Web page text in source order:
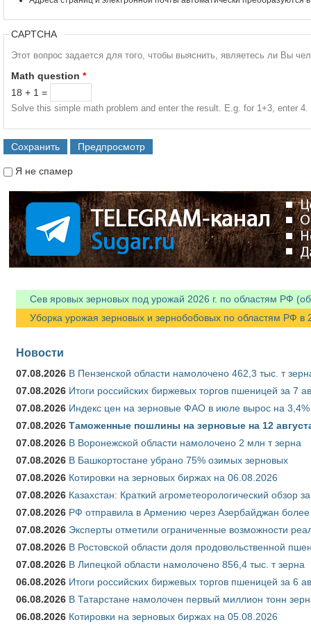
CAPTCHA
Этот вопрос задается для того, чтобы выяснить, являетесь ли Вы
Math question *
18 + 1 =
Solve this simple math problem and enter the result. E.g. for 1+3, enter 4.
Я не спамер
Сев яровых зерновых под урожай 2026 г. по областям РФ
Уборка урожая зерновых и зернобобовых по областям РФ в
Новости
07.08.2026 В Пензенской области намолочено 462,3 тыс. т
07.08.2026 Итоги российских биржевых торгов пшеницей за 7
07.08.2026 Индекс цен на зерновые ФАО в июле вырос на 3,4%
07.08.2026 Таможенные пошлины на зерновые на 12
07.08.2026 В Воронежской области намолочено 2 млн т зерна
07.08.2026 В Башкортостане убрано 75% озимых зерновых
07.08.2026 Котировки на зерновых биржах на 06.08.2026
07.08.2026 Казахстан: Краткий агрометеорологический обзор
07.08.2026 РФ отправила в Армению через Азербайджан более
07.08.2026 Эксперты отметили ограниченные возможности
07.08.2026 В Ростовской области доля продовольственной
07.08.2026 В Липецкой области намолочено 856,4 тыс. т зерна
06.08.2026 Итоги российских биржевых торгов пшеницей за 6
06.08.2026 В Татарстане намолочен первый миллион тонн
06.08.2026 Котировки на зерновых биржах на 05.08.2026